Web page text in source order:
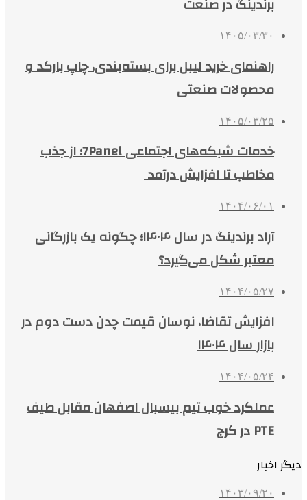
۱۴۰۵/۰۳/۳۰
راهنمای خرید لیبل برای بسته‌بندی، چاپ بارکد و
محصولات صنعتی
۱۴۰۵/۰۳/۲۵
خدمات شبکه‌های اجتماعی 7Panel؛ از جذب
مخاطب تا افزایش درآمد
۱۴۰۴/۰۶/۰۱
آراد برندینگ در سال ۱۴۰۴؛ چگونه یک بازرگانی
معتبر شکل می‌گیرد؟
۱۴۰۴/۰۵/۲۷
افزایش تقاضا، نوسان قیمت چدن دست دوم در
بازار سال ۱۴۰۴
۱۴۰۴/۰۵/۲۴
عملکرد خوب تیم بیسبال اصفهان مقابل طیف
PTE در کرج
دیگر اخبار
۱۴۰۳/۰۹/۲۰